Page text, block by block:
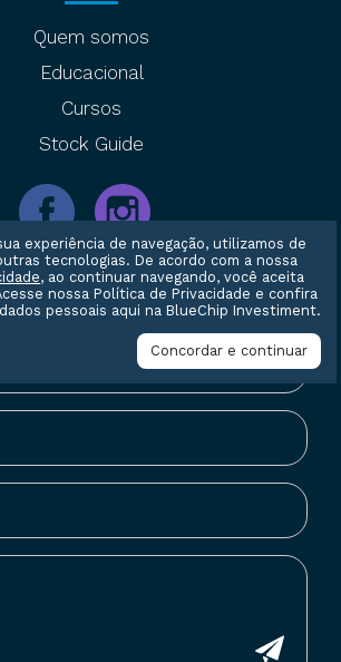
Quem somos
Educacional
Cursos
Stock Guide
em contato conosco
experiência de navegação, utilizamos de
tecnologias. De acordo com a nossa
, ao continuar navegando, você aceita
nossa Política de Privacidade e confira
pessoais aqui na BlueChip Investiment.
Concordar e continuar